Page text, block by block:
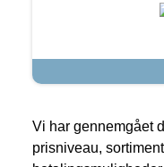
Vi har gennemgået
prisniveau,